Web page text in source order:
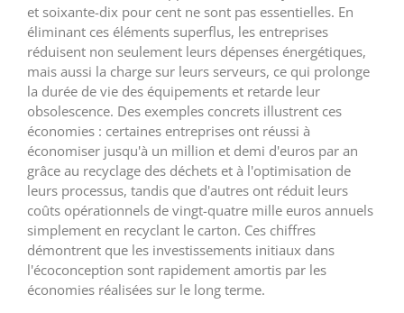
et soixante-dix pour cent ne sont pas essentielles. En
éliminant ces éléments superflus, les entreprises
réduisent non seulement leurs dépenses énergétiques,
mais aussi la charge sur leurs serveurs, ce qui prolonge
la durée de vie des équipements et retarde leur
obsolescence. Des exemples concrets illustrent ces
économies : certaines entreprises ont réussi à
économiser jusqu'à un million et demi d'euros par an
grâce au recyclage des déchets et à l'optimisation de
leurs processus, tandis que d'autres ont réduit leurs
coûts opérationnels de vingt-quatre mille euros annuels
simplement en recyclant le carton. Ces chiffres
démontrent que les investissements initiaux dans
l'écoconception sont rapidement amortis par les
économies réalisées sur le long terme.